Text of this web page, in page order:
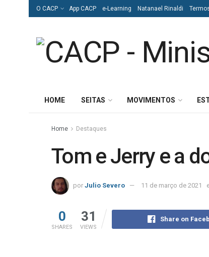
O CACP App CACP e-Learning Natanael Rinaldi
HOME SEITAS MOVIMENTOS
Home Destaques
Tom e Jerry e a
por Julio Severo 11 de março de 2021
0
SHARES
31
VIEWS
Share on